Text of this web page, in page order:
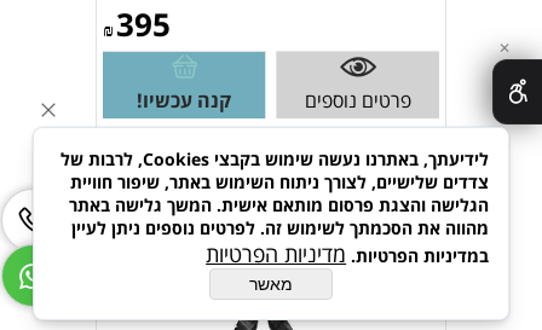
₪395
פרטים נוספים קנה עכשיו!
אולר רב תכליתי Sog Power Access
Deluxe IL Black 3117
✕
לידיעתך, באתרנו נעשה שימוש בקבצי Cookies, לרבות של
צדדים שלישיים, לצורך ניתוח השימוש באתר, שיפור חוויית
הגלישה והצגת פרסום מותאם אישית. המשך גלישה באתר
מהווה את הסכמתך לשימוש זה. לפרטים נוספים ניתן לעיין
במדיניות הפרטיות. מדיניות הפרטיות
מאשר